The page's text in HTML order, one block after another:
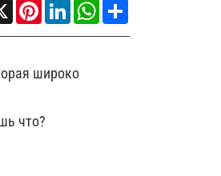
X PinterestLinkedInWhatsApp
широко
что?